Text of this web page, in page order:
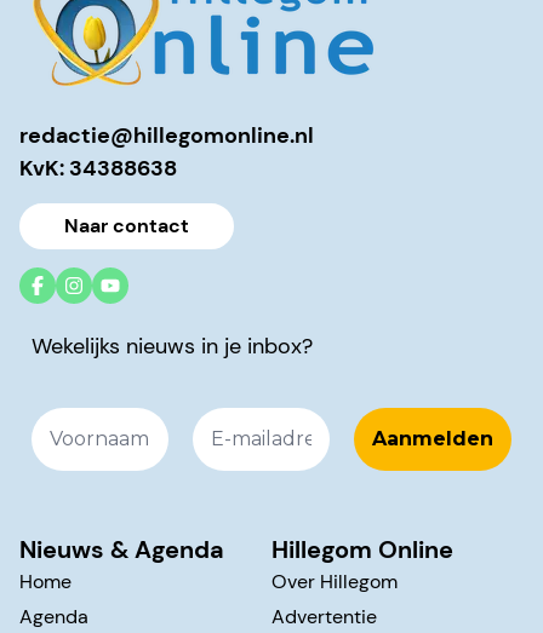
redactie@hillegomonline.nl
KvK: 34388638
Naar contact
Wekelijks nieuws in je inbox?
Nieuws & Agenda
Home
Agenda
Hillegom Online
Over Hillegom
Advertentie